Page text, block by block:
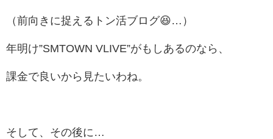
（前向きに捉えるトン活ブログ😆…）
年明け”SMTOWN VLIVE”がもしあるのなら、
課金で良いから見たいわね。
そして、その後に…